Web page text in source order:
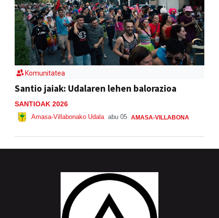
Komunitatea
Santio jaiak: Udalaren lehen balorazioa
SANTIOAK 2026
Amasa-Villabonako Udala abu 05 AMASA-VILLABONA